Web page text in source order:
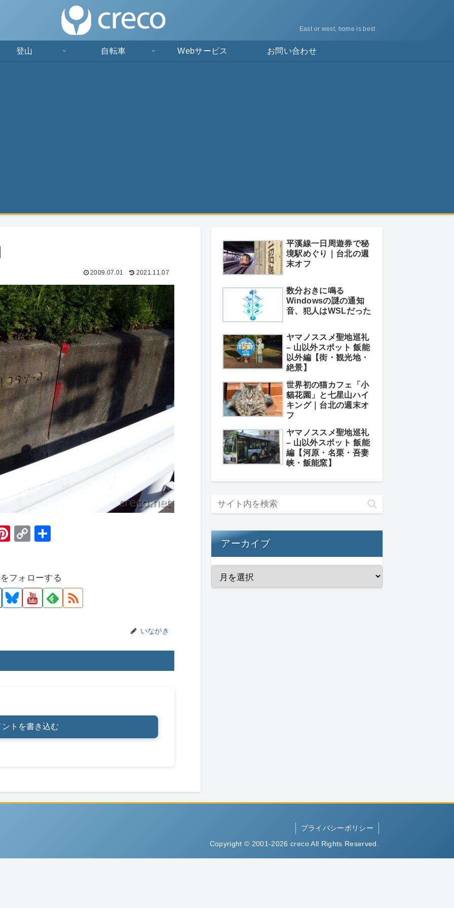
East or west, home is best.
登山 自転車 Webサービス お問い合わせ
2009.07.01 2021.11.07
Pi
e
st
C
y
Li
フォローする
いながき
ントを書き込む
平溪線一日周遊券で秘
境駅めぐり｜台北の週
末オフ
数分おきに鳴る
Windowsの謎の通知
音、犯人はWSLだった
ヤマノススメ聖地巡礼
– 山以外スポット 飯能
以外編【街・観光地・
絶景】
世界初の猫カフェ「小
貓花園」と七星山ハイ
キング｜台北の週末オ
フ
ヤマノススメ聖地巡礼
– 山以外スポット 飯能
編【河原・名栗・吾妻
峡・飯能窯】
アーカイブ
プライバシーポリシー
Copyright © 2001-2026 creco All Rights Reserved.